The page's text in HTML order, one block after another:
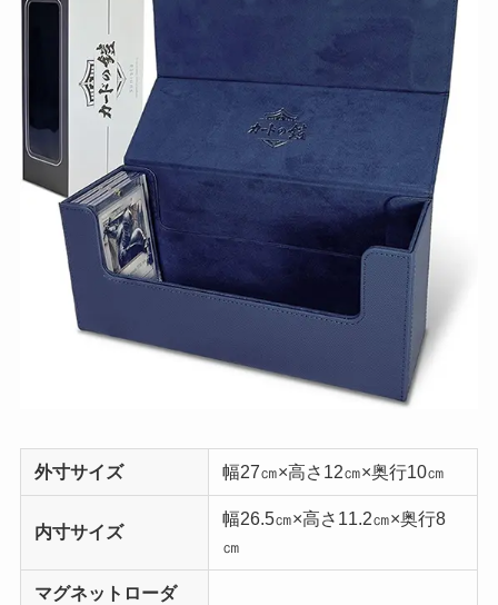
外寸サイズ 幅27㎝×高さ12㎝×奥行10㎝
内寸サイズ
幅26.5㎝×高さ11.2㎝×奥行8
㎝
マグネットローダ